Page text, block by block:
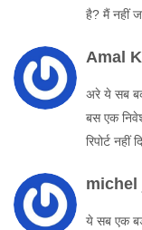
है? मैं नहीं
Amal
अरे ये सब
बस एक
रिपोर्ट
michel
ये सब एक